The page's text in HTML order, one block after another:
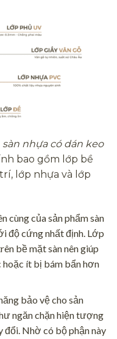
sàn nhựa có dán keo
bao gồm lớp bề
lớp nhựa và lớp
cùng của sản phẩm sàn
độ cứng nhất định. Lớp
bề mặt sàn nên giúp
hoặc ít bị bám bẩn hơn
bảo vệ cho sản
ngăn chặn hiện tượng
Nhờ có bộ phận này